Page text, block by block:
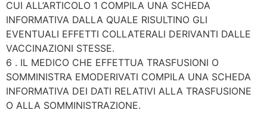
CUI ALL’ARTICOLO 1 COMPILA UNA SCHEDA
INFORMATIVA DALLA QUALE RISULTINO GLI
EVENTUALI EFFETTI COLLATERALI DERIVANTI DALLE
VACCINAZIONI STESSE.
6 . IL MEDICO CHE EFFETTUA TRASFUSIONI O
SOMMINISTRA EMODERIVATI COMPILA UNA SCHEDA
INFORMATIVA DEI DATI RELATIVI ALLA TRASFUSIONE
O ALLA SOMMINISTRAZIONE.